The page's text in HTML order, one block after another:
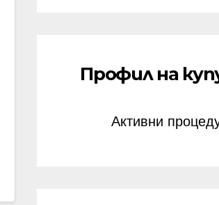
Профил на
Активни